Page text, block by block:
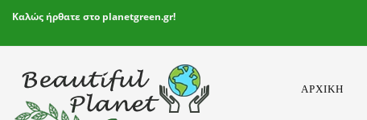
Καλώς ήρθατε στο planetgreen.gr!
ΑΡΧΙΚΉ